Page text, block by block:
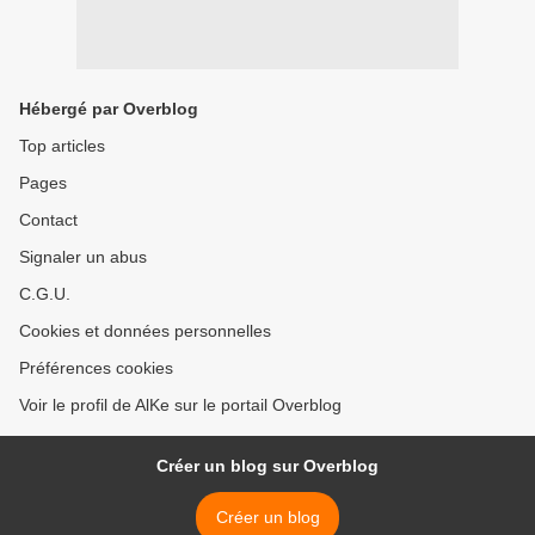
Hébergé par Overblog
Top articles
Pages
Contact
Signaler un abus
C.G.U.
Cookies et données personnelles
Préférences cookies
Voir le profil de AlKe sur le portail Overblog
Créer un blog sur Overblog
Créer un blog